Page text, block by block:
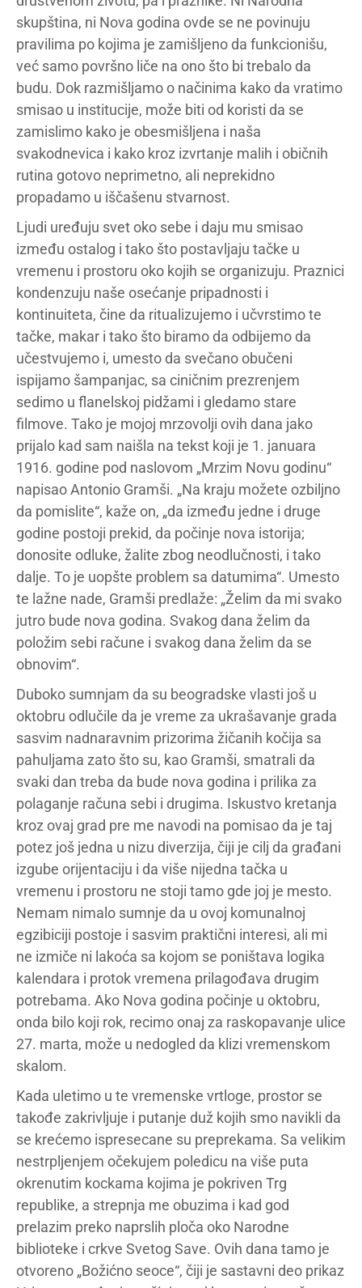
skupština, ni Nova godina ovde se ne povinuju
pravilima po kojima je zamišljeno da funkcionišu,
već samo površno liče na ono što bi trebalo da
budu. Dok razmišljamo o načinima kako da vratimo
smisao u institucije, može biti od koristi da se
zamislimo kako je obesmišljena i naša
svakodnevica i kako kroz izvrtanje malih i običnih
rutina gotovo neprimetno, ali neprekidno
propadamo u iščašenu stvarnost.
Ljudi uređuju svet oko sebe i daju mu smisao
između ostalog i tako što postavljaju tačke u
vremenu i prostoru oko kojih se organizuju. Praznici
kondenzuju naše osećanje pripadnosti i
kontinuiteta, čine da ritualizujemo i učvrstimo te
tačke, makar i tako što biramo da odbijemo da
učestvujemo i, umesto da svečano obučeni
ispijamo šampanjac, sa ciničnim prezrenjem
sedimo u flanelskoj pidžami i gledamo stare
filmove. Tako je mojoj mrzovolji ovih dana jako
prijalo kad sam naišla na tekst koji je 1. januara
1916. godine pod naslovom „Mrzim Novu godinu“
napisao Antonio Gramši. „Na kraju možete ozbiljno
da pomislite“, kaže on, „da između jedne i druge
godine postoji prekid, da počinje nova istorija;
donosite odluke, žalite zbog neodlučnosti, i tako
dalje. To je uopšte problem sa datumima“. Umesto
te lažne nade, Gramši predlaže: „Želim da mi svako
jutro bude nova godina. Svakog dana želim da
položim sebi račune i svakog dana želim da se
obnovim“.
Duboko sumnjam da su beogradske vlasti još u
oktobru odlučile da je vreme za ukrašavanje grada
sasvim nadnaravnim prizorima žičanih kočija sa
pahuljama zato što su, kao Gramši, smatrali da
svaki dan treba da bude nova godina i prilika za
polaganje računa sebi i drugima. Iskustvo kretanja
kroz ovaj grad pre me navodi na pomisao da je taj
potez još jedna u nizu diverzija, čiji je cilj da građani
izgube orijentaciju i da više nijedna tačka u
vremenu i prostoru ne stoji tamo gde joj je mesto.
Nemam nimalo sumnje da u ovoj komunalnoj
egzibiciji postoje i sasvim praktični interesi, ali mi
ne izmiče ni lakoća sa kojom se poništava logika
kalendara i protok vremena prilagođava drugim
potrebama. Ako Nova godina počinje u oktobru,
onda bilo koji rok, recimo onaj za raskopavanje ulice
27. marta, može u nedogled da klizi vremenskom
skalom.
Kada uletimo u te vremenske vrtloge, prostor se
takođe zakrivljuje i putanje duž kojih smo navikli da
se krećemo ispresecane su preprekama. Sa velikim
nestrpljenjem očekujem poledicu na više puta
okrenutim kockama kojima je pokriven Trg
republike, a strepnja me obuzima i kad god
prelazim preko naprslih ploča oko Narodne
biblioteke i crkve Svetog Save. Ovih dana tamo je
otvoreno „Božićno seoce“, čiji je sastavni deo prikaz